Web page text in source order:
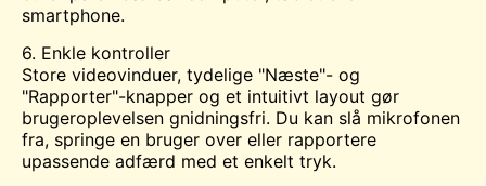
smartphone.
6. Enkle kontroller
Store videovinduer, tydelige "Næste"- og
"Rapporter"-knapper og et intuitivt layout gør
brugeroplevelsen gnidningsfri. Du kan slå mikrofonen
fra, springe en bruger over eller rapportere
upassende adfærd med et enkelt tryk.